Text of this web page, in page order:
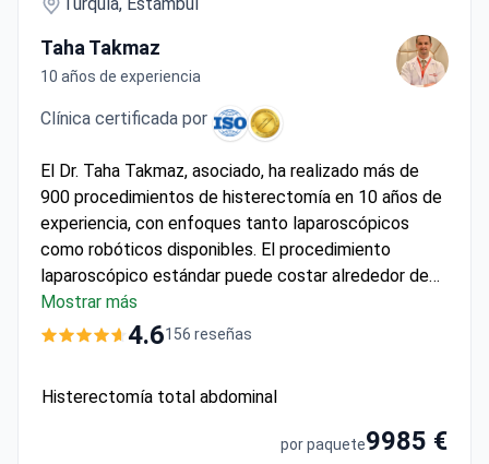
Taha Takmaz
10 años de experiencia
Clínica certificada por
El Dr. Taha Takmaz, asociado, ha realizado más de
900 procedimientos de histerectomía en 10 años de
experiencia, con enfoques tanto laparoscópicos
como robóticos disponibles. El procedimiento
laparoscópico estándar puede costar alrededor de
4.150 $, cubriendo generalmente la cirugía, 1 día de
hospitalización, pruebas preoperatorias y traslados.
seguridad internacionales. La clínica ofrece servicios
de intérprete y es parte de la red de salud más
Mostrar más
4.6156 reseñas
Histerectomía total abdominal
por paquete9985 €